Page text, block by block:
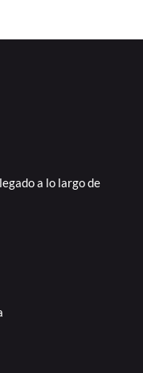
a lo largo de